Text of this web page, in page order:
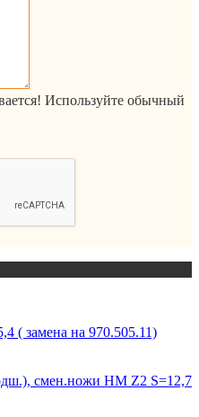
Используйте обычный
( замена на 970.505.11)
смен.ножи HM Z2 S=12,7